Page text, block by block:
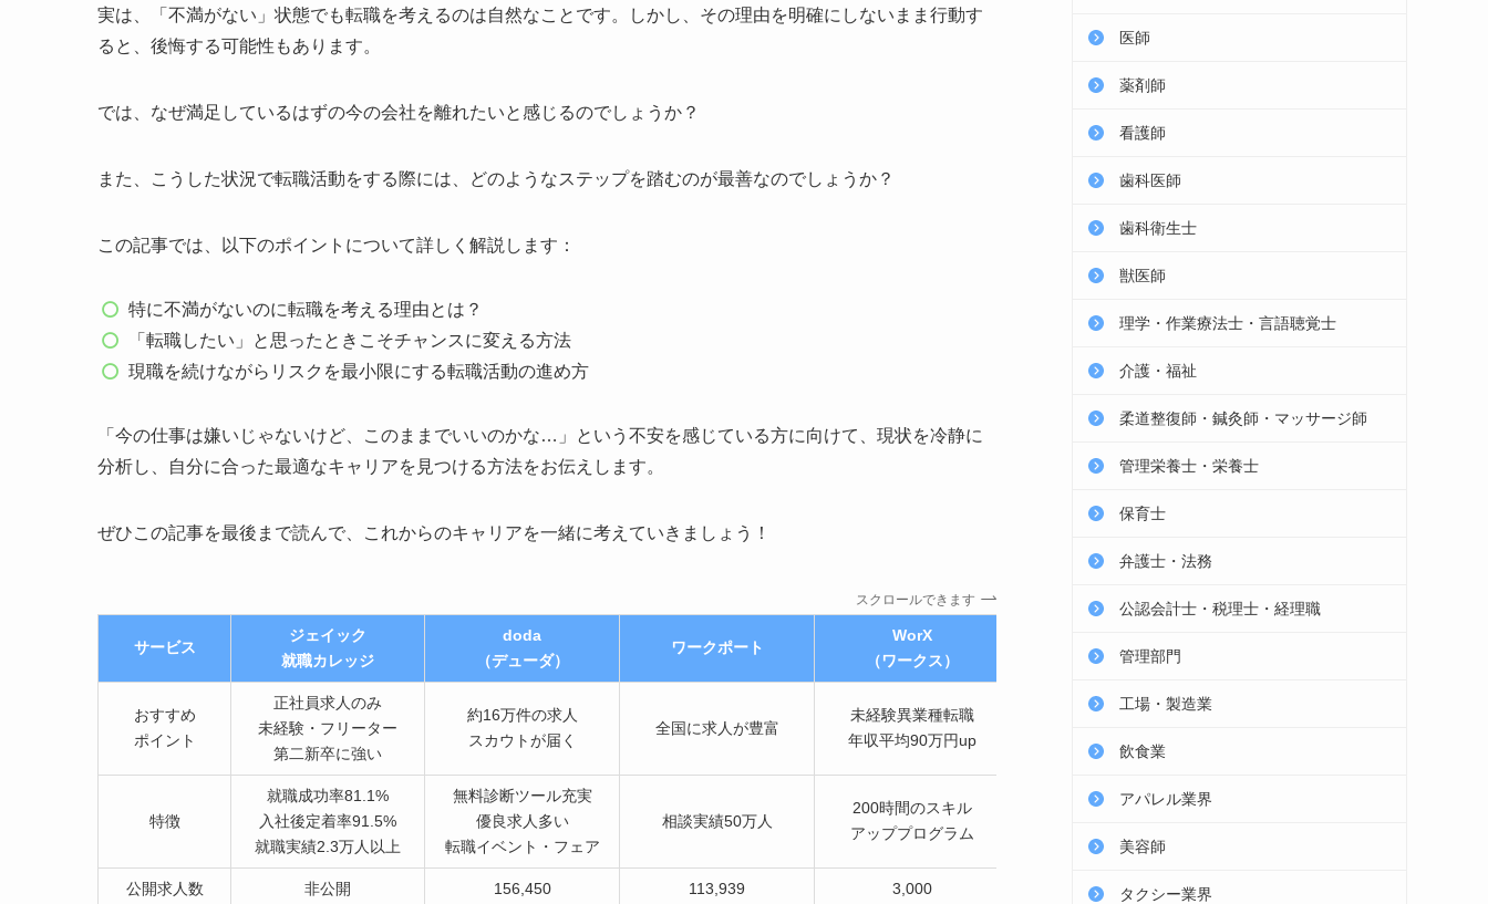
実は、「不満がない」状態でも転職を考えるのは自然なことです。しかし、その理由を明確にしないまま行動す
ると、後悔する可能性もあります。
では、なぜ満足しているはずの今の会社を離れたいと感じるのでしょうか？
また、こうした状況で転職活動をする際には、どのようなステップを踏むのが最善なのでしょうか？
この記事では、以下のポイントについて詳しく解説します：
特に不満がないのに転職を考える理由とは？
「転職したい」と思ったときこそチャンスに変える方法
現職を続けながらリスクを最小限にする転職活動の進め方
「今の仕事は嫌いじゃないけど、このままでいいのかな…」という不安を感じている方に向けて、現状を冷静に
分析し、自分に合った最適なキャリアを見つける方法をお伝えします。
ぜひこの記事を最後まで読んで、これからのキャリアを一緒に考えていきましょう！
スクロールできます
サービス
ジェイック
就職カレッジ
doda
（デューダ）
ワークポート
WorX
（ワークス）
エージェント
おすすめ
ポイント
正社員求人のみ
未経験・フリーター
第二新卒に強い
約16万件の求人
スカウトが届く
全国に求人が豊富
未経験異業種転職
年収平均90万円up
求人約50万件は
業界１位
特徴
就職成功率81.1%
入社後定着率91.5%
就職実績2.3万人以上
無料診断ツール充実
優良求人多い
転職イベント ・フェア
相談実績50万人
200時間のスキル
アッププログラム
求人数：業界1位
公開求人数 非公開 156,450 113,939 3,000 365,610
医師
薬剤師
看護師
歯科医師
歯科衛生士
獣医師
理学・作業療法士・言語聴覚士
介護・福祉
柔道整復師・鍼灸師・マッサージ師
管理栄養士・栄養士
保育士
弁護士・法務
公認会計士・税理士・経理職
管理部門
工場・製造業
飲食業
アパレル業界
美容師
タクシー業界